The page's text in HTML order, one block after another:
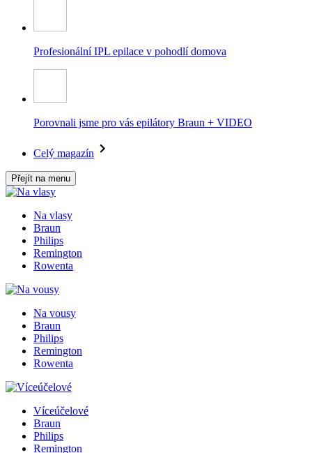
Profesionální IPL epilace v pohodlí domova
Porovnali jsme pro vás epilátory Braun + VIDEO
Celý magazín
Přejít na menu
Na vlasy
Braun
Philips
Remington
Rowenta
Na vousy
Braun
Philips
Remington
Rowenta
Víceúčelové
Braun
Philips
Remington